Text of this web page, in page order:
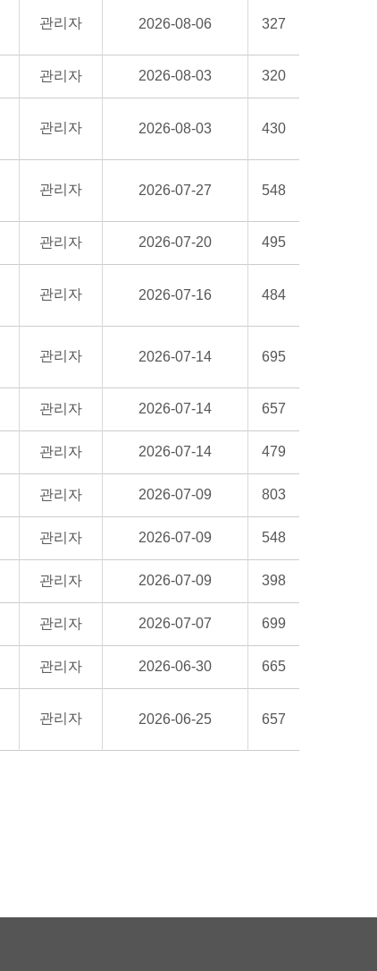
관리자 2026-08-06 327
관리자 2026-08-03 320
관리자 2026-08-03 430
관리자 2026-07-27 548
관리자 2026-07-20 495
관리자 2026-07-16 484
관리자 2026-07-14 695
관리자 2026-07-14 657
관리자 2026-07-14 479
관리자 2026-07-09 803
관리자 2026-07-09 548
관리자 2026-07-09 398
관리자 2026-07-07 699
관리자 2026-06-30 665
관리자 2026-06-25 657